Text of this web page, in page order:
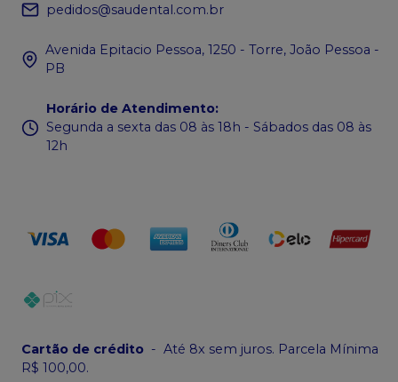
pedidos@saudental.com.br
Avenida Epitacio Pessoa, 1250 - Torre, João Pessoa -
PB
Horário de Atendimento:
Segunda a sexta das 08 às 18h - Sábados das 08 às
12h
Cartão de crédito - Até 8x sem juros. Parcela Mínima
R$ 100,00.